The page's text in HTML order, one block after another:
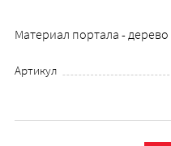
Материал портала - дерево
Артикул